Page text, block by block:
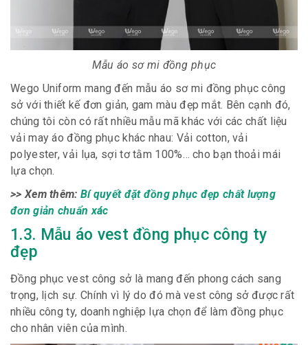
Mẫu áo sơ mi đồng phục
Wego Uniform mang đến mẫu áo sơ mi đồng phục công
sở với thiết kế đơn giản, gam màu đẹp mắt. Bên cạnh đó,
chúng tôi còn có rất nhiều mẫu mã khác với các chất liệu
vải may áo đồng phục khác nhau: Vải cotton, vải
polyester, vải lụa, sợi tơ tằm 100%… cho bạn thoải mái
lựa chọn.
>> Xem thêm: Bí quyết đặt đồng phục đẹp chất lượng
đơn giản chuẩn xác
1.3. Mẫu áo vest đồng phục công ty
đẹp
Đồng phục vest công sở là mang đến phong cách sang
trọng, lịch sự. Chính vì lý do đó mà vest công sở được rất
nhiều công ty, doanh nghiệp lựa chọn để làm đồng phục
cho nhân viên của mình.